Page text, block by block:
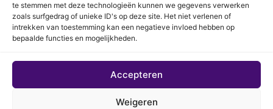
te stemmen met deze technologieën kunnen we gegevens verwerken
zoals surfgedrag of unieke ID's op deze site. Het niet verlenen of
intrekken van toestemming kan een negatieve invloed hebben op
bepaalde functies en mogelijkheden.
Accepteren
Weigeren
© 2026 The Chicago Funk. Alle rechten
voorbehouden.